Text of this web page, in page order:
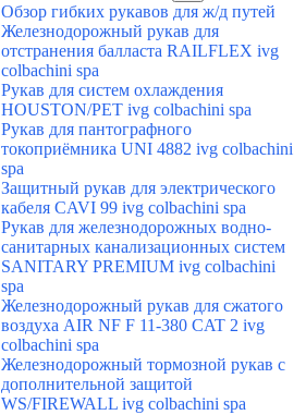
Обзор гибких рукавов для ж/д путей
Железнодорожный рукав для
отстранения балласта RAILFLEX ivg
colbachini spa
Рукав для систем охлаждения
HOUSTON/PET ivg colbachini spa
Рукав для пантографного
токоприёмника UNI 4882 ivg colbachini
spa
Защитный рукав для электрического
кабеля CAVI 99 ivg colbachini spa
Рукав для железнодорожных водно-
санитарных канализационных систем
SANITARY PREMIUM ivg colbachini
spa
Железнодорожный рукав для сжатого
воздуха AIR NF F 11-380 CAT 2 ivg
colbachini spa
Железнодорожный тормозной рукав с
дополнительной защитой
WS/FIREWALL ivg colbachini spa